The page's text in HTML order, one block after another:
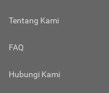
Tentang Kami
FAQ
Hubungi Kami